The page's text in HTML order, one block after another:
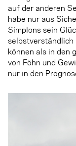
auf der anderen
habe nur aus
Simplons sein
selbstverständlich
können als in den
von Föhn und
nur in den